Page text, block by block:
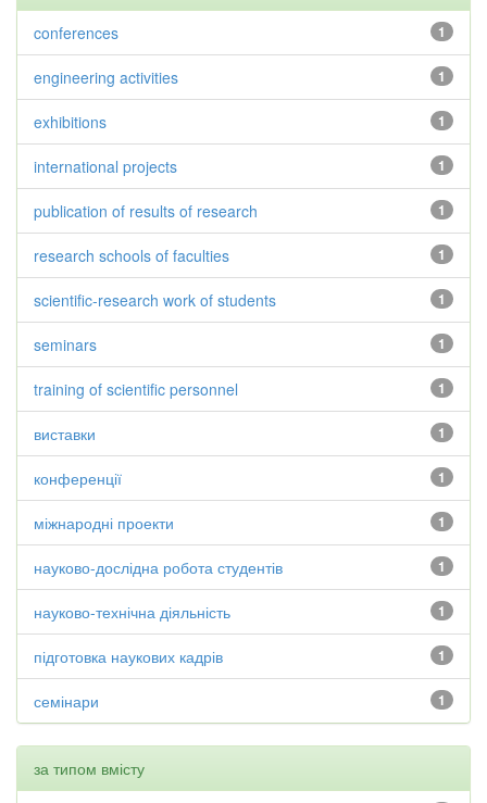
1
conferences
1
engineering activities
1
exhibitions
1
international projects
1
publication of results of research
1
research schools of faculties
1
scientific-research work of students
1
seminars
1
training of scientific personnel
1
виставки
1
конференції
1
міжнародні проекти
1
науково-дослідна робота студентів
1
науково-технічна діяльність
1
підготовка наукових кадрів
1
семінари
за типом вмісту